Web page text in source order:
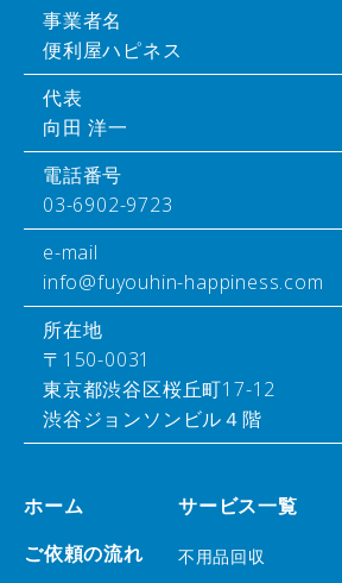
事業者名
便利屋ハピネス
代表
向田 洋一
電話番号
03-6902-9723
e-mail
info@fuyouhin-happiness.com
所在地
〒150-0031
東京都渋谷区桜丘町17-12
渋谷ジョンソンビル４階
ホーム
ご依頼の流れ
サービス一覧
不用品回収